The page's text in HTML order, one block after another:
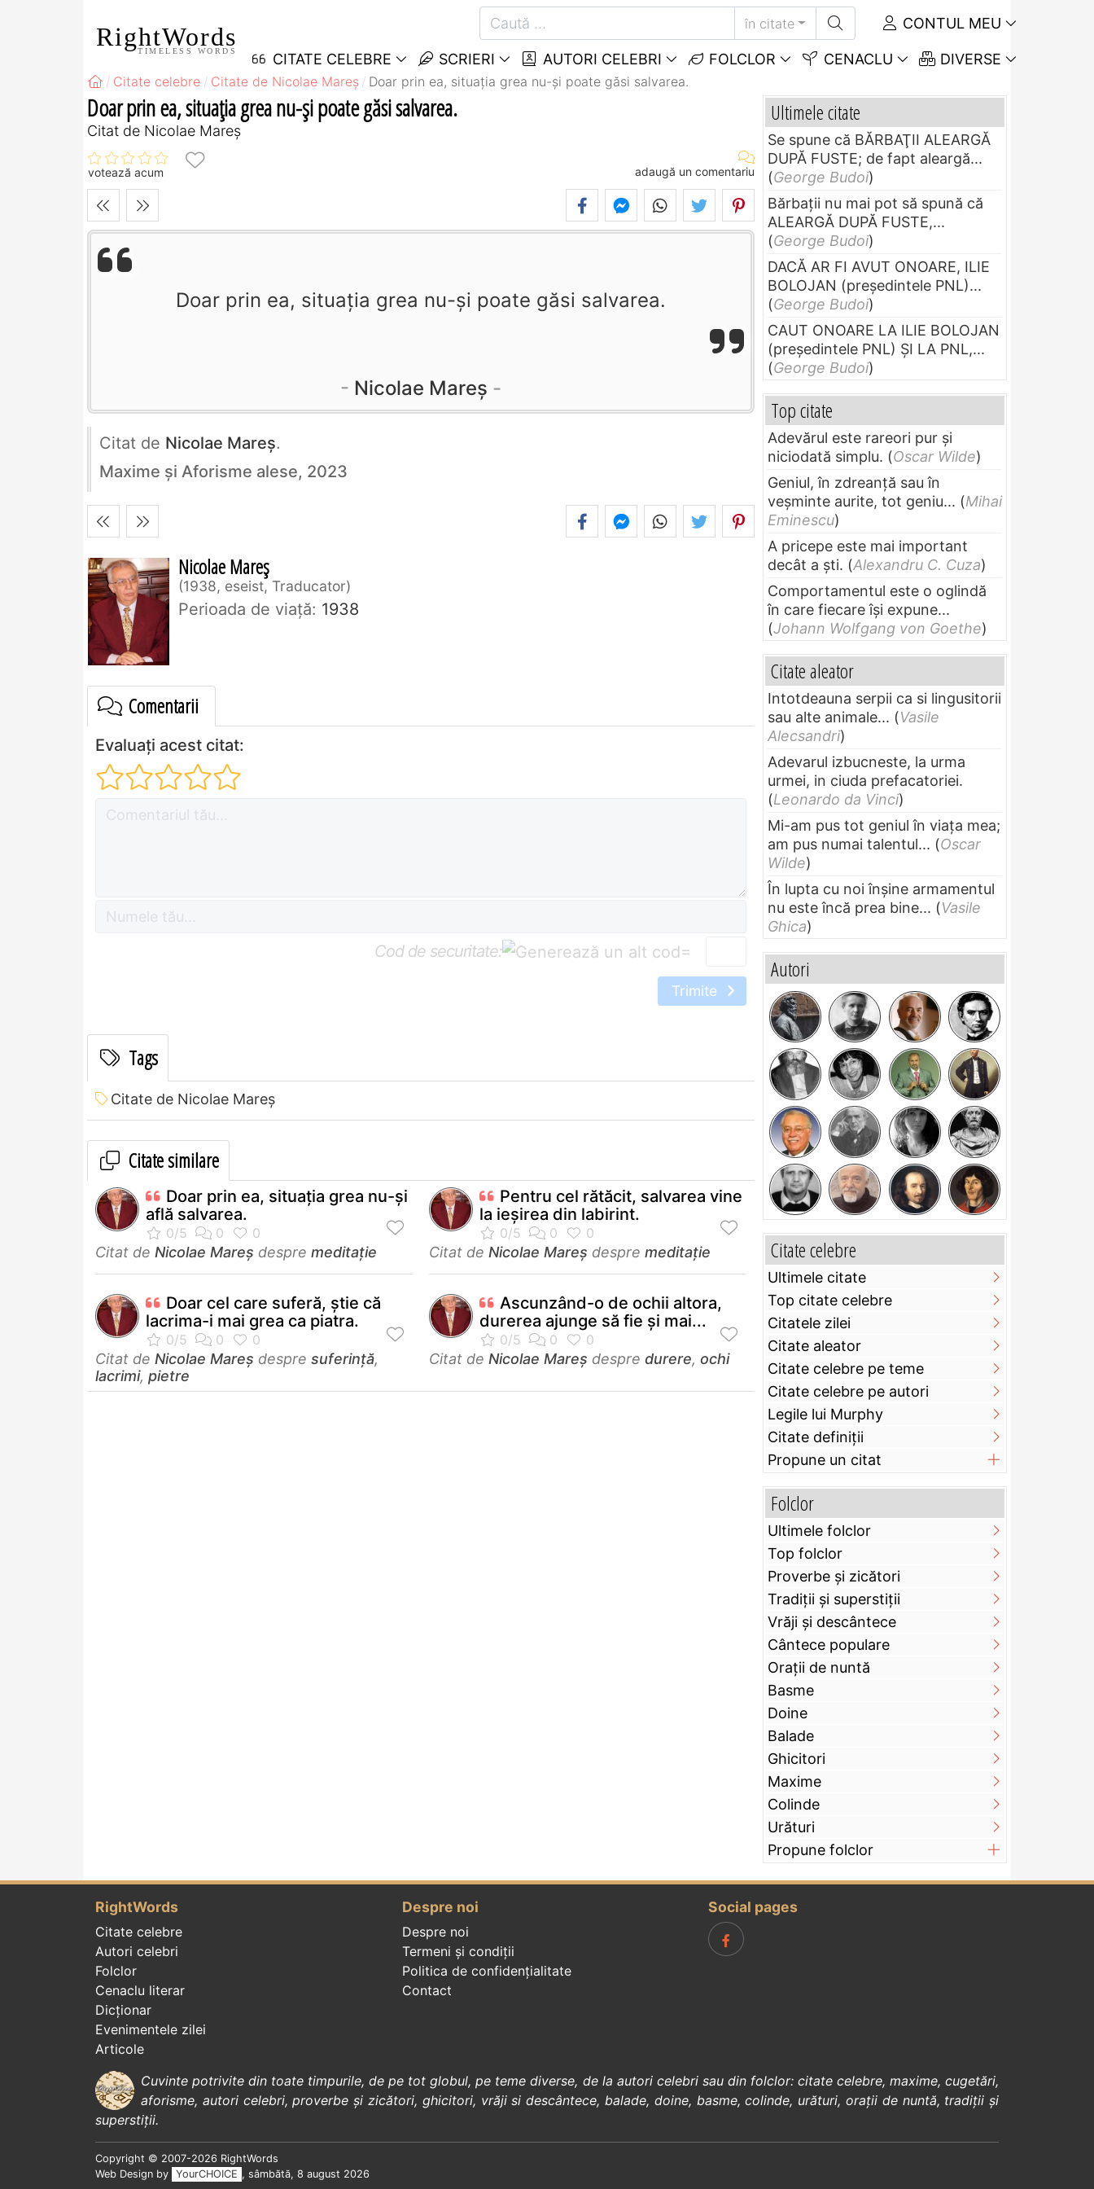
RightWords
TIMELESS WORDS
în citate CONTUL MEU
CITATE CELEBRE SCRIERI AUTORI CELEBRI FOLCLOR CENACLU DIVERSE
Citate celebre Citate de Nicolae Mareș Doar prin ea, situația grea nu-și poate găsi salvarea.
Doar prin ea, situația grea nu-și poate găsi salvarea.
Citat de Nicolae Mareș
votează acum adaugă un comentariu
Doar prin ea, situația grea nu-și poate găsi salvarea.
Nicolae Mareș
Citat de Nicolae Mareș.
Maxime și Aforisme alese, 2023
Nicolae Mareș
1938, eseist, Traducator
Perioada de viaţă: 1938
Comentarii
Evaluați acest citat:
Cod de securitate: =
Trimite
Tags
Citate de Nicolae Mareș
Citate similare
Doar prin ea, situația grea nu-și
află salvarea.
Citat de Nicolae Mareș despre meditație
Pentru cel rătăcit, salvarea vine
la ieșirea din labirint.
Citat de Nicolae Mareș despre meditație
Doar cel care suferă, ştie că
lacrima-i mai grea ca piatra.
Citat de Nicolae Mareș despre suferință,
lacrimi, pietre
Ascunzând-o de ochii altora,
durerea ajunge să fie și mai...
Citat de Nicolae Mareș despre durere, ochi
Ultimele citate
Se spune că BĂRBAŢII ALEARGĂ
DUPĂ FUSTE; de fapt aleargă...
(George Budoi)
Bărbaţii nu mai pot să spună că
ALEARGĂ DUPĂ FUSTE,...
(George Budoi)
DACĂ AR FI AVUT ONOARE, ILIE
BOLOJAN (preşedintele PNL)...
(George Budoi)
CAUT ONOARE LA ILIE BOLOJAN
(preşedintele PNL) ŞI LA PNL,...
(George Budoi)
Top citate
Adevărul este rareori pur și
niciodată simplu. (Oscar Wilde)
Geniul, în zdreanţă sau în
veşminte aurite, tot geniu... (Mihai
Eminescu)
A pricepe este mai important
decât a ști. (Alexandru C. Cuza)
Comportamentul este o oglindă
în care fiecare își expune...
(Johann Wolfgang von Goethe)
Citate aleator
Intotdeauna serpii ca si lingusitorii
sau alte animale... (Vasile
Alecsandri)
Adevarul izbucneste, la urma
urmei, in ciuda prefacatoriei.
(Leonardo da Vinci)
Mi-am pus tot geniul în viața mea;
am pus numai talentul... (Oscar
Wilde)
În lupta cu noi înșine armamentul
nu este încă prea bine... (Vasile
Ghica)
Autori
Citate celebre
Ultimele citate
Top citate celebre
Citatele zilei
Citate aleator
Citate celebre pe teme
Citate celebre pe autori
Legile lui Murphy
Citate definiţii
Propune un citat
Folclor
Ultimele folclor
Top folclor
Proverbe și zicători
Tradiții și superstiții
Vrăji și descântece
Cântece populare
Orații de nuntă
Basme
Doine
Balade
Ghicitori
Maxime
Colinde
Urături
Propune folclor
RightWords
Citate celebre
Autori celebri
Folclor
Cenaclu literar
Dicționar
Evenimentele zilei
Articole
Despre noi
Despre noi
Termeni și condiții
Politica de confidenţialitate
Contact
Social pages
Cuvinte potrivite din toate timpurile, de pe tot globul, pe teme diverse, de la autori celebrisau din folclor: citate celebre, maxime,cugetări,
aforisme, autori celebri,proverbe și zicători, ghicitori, vrăji si descântece, balade, doine, basme,colinde, urături, orații de nuntă, tradiții și
superstiții.
Copyright © 2007-2026 RightWords
Web Design by
YourCHOICE , sâmbătă, 8 august 2026